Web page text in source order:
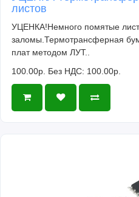
листов
УЦЕНКА!Немного помятые
заломы.Термотрансферная
плат методом ЛУТ..
100.00р. Без НДС: 100.00р.